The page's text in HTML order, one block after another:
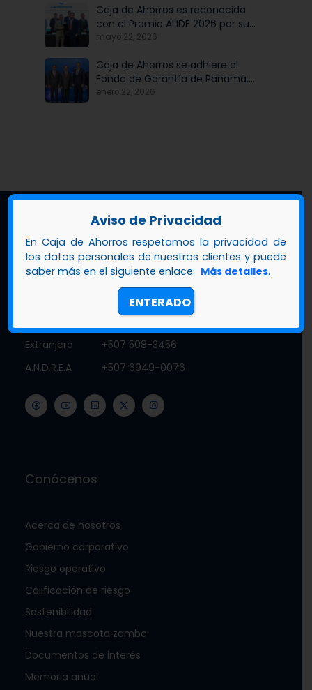
Caja de Ahorros es reconocida
con el Premio ALIDE 2026 por su
Programa de Educación
mayo 22, 2026
Caja de Ahorros se adhiere al
Fondo de Garantía de Panamá,
iniciativa articulada por Banco
enero 22, 2026
Extranjero
+507 508-3456
A.N.D.R.E.A
+507 6949-0076
Conócenos
Acerca de nosotros
Gobierno corporativo
Riesgo operativo
Calificación de riesgo
Sostenibilidad
Nuestra mascota zambo
Documentos de interés
Memoria anual
Aviso de Privacidad
En Caja de Ahorros respetamos la privacidad de
los datos personales de nuestros clientes y puede
saber más en el siguiente enlace: Más detalles.
ENTERADO